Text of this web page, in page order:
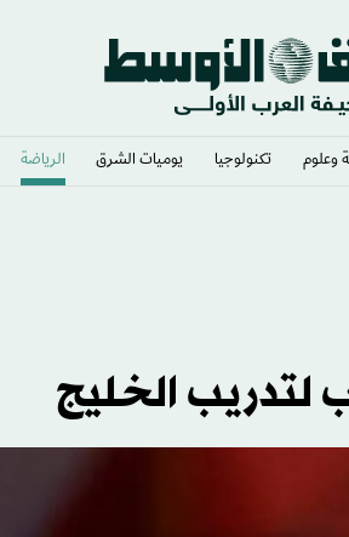
وعلوم تكنولوجيا يوميات الشرق​ الرياضة
لتدريب الخليج